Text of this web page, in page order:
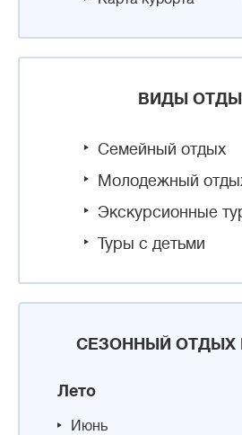
ВИДЫ
Семейный отдых
Молодежный
Экскурсионные
Туры с детьми
СЕЗОННЫЙ ОТДЫХ
Лето
Июнь